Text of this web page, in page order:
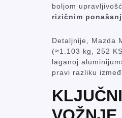
boljom
rizičnim
Detaljnije, Mazda
(≈1.103 kg, 252
laganoj
pravi razliku